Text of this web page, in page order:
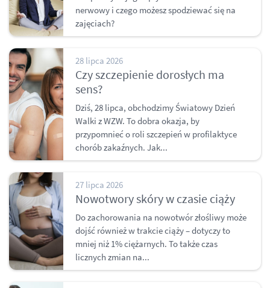
nerwowy i czego możesz spodziewać się na
zajęciach?
28 lipca 2026
Czy szczepienie dorosłych ma
sens?
Dziś, 28 lipca, obchodzimy Światowy Dzień
Walki z WZW. To dobra okazja, by
przypomnieć o roli szczepień w profilaktyce
chorób zakaźnych. Jak...
27 lipca 2026
Nowotwory skóry w czasie ciąży
Do zachorowania na nowotwór złośliwy może
dojść również w trakcie ciąży – dotyczy to
mniej niż 1% ciężarnych. To także czas
licznych zmian na...